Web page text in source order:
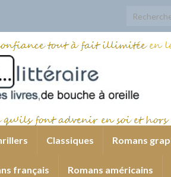
Search for:
Classiques Romans
français Romans américains